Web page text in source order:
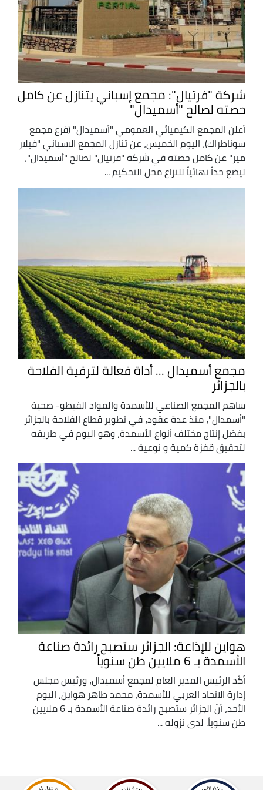
شركة "فرتيال": مجمع إسباني يتنازل عن كامل
حصته لصالح "أسميدال"
أعلن المجمع الكيميائي العمومي "أسميدال" (فرع مجمع
سوناطراك)، اليوم الخميس، عن تنازل المجمع الاسباني "فيلار
مير" عن كامل حصته في شركة "فرتيال" لصالح "أسميدال"،
ليضع حداً نهائياً للنزاع محل التحكيم ...
مجمع أسميدال ... أداة فعالة لترقية الفلاحة
بالجزائر
ساهم المجمع الصناعي للأسمدة والمواد الفيطو- صحية
"أسمدال"، منذ عدة عقود، في تطوير قطاع الفلاحة بالجزائر
بفضل إنتاج مختلف أنواع الأسمدة، وهو اليوم في طريقه
لتحقيق قفزة كمية و نوعية ...
هواين للإذاعة: الجزائر ستصبح رائدة صناعة
الأسمدة بـ 6 ملايين طن سنوياً
أكّد الرئيس المدير العام لمجمع أسميدال، ورئيس مجلس
إدارة الاتحاد العربي للأسمدة، محمد طاهر هواين، اليوم
الأحد، أنّ الجزائر ستصبح رائدة صناعة الأسمدة بـ 6 ملايين
طن سنوياً. لدى نزوله ...